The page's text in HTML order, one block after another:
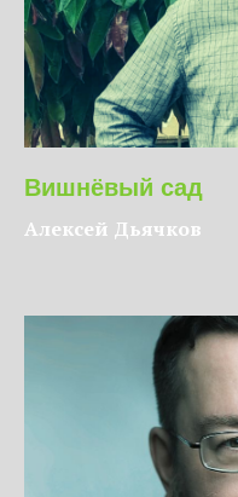
Вишнёвый сад
Алексей Дьячков